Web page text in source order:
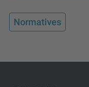
Normatives